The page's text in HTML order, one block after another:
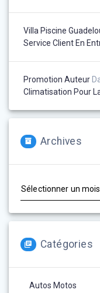
Villa Piscine
Service Client En
Promotion Auteur
Climatisation Pour
Archives
Catégories
Autos Motos